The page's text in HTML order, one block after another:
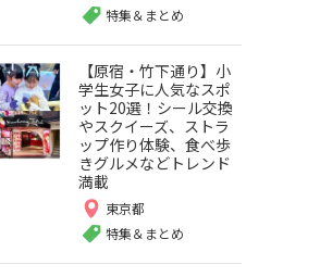
特集＆まとめ
【原宿・竹下通り】小
学生女子に人気なスポ
ット20選！シール交換
やスクイーズ、ストラ
ップ作り体験、食べ歩
きグルメなどトレンド
満載
東京都
特集＆まとめ